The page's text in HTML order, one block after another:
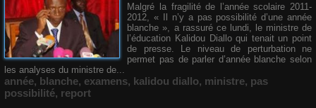
Malgré la fragilité de l’année scolaire 2011-
2012, « Il n’y a pas possibilité d’une année
blanche », a rassuré ce lundi, le ministre de
l’éducation Kalidou Diallo qui tenait un point
de presse. Le niveau de perturbation ne
permet pas de parler d’année blanche selon
les analyses du ministre de...
année, blanche, examens, kalidou diallo, ministre, pas
possibilité, report